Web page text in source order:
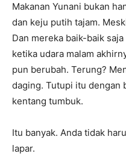
Makanan Yunani bukan
dan keju putih tajam.
Dan mereka baik-baik
ketika udara malam
pun berubah. Terung?
daging. Tutupi itu dengan
kentang tumbuk.
Itu banyak. Anda tidak
lapar.